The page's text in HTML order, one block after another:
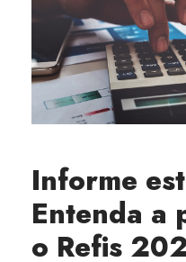
Informe
Entenda a
o Refis